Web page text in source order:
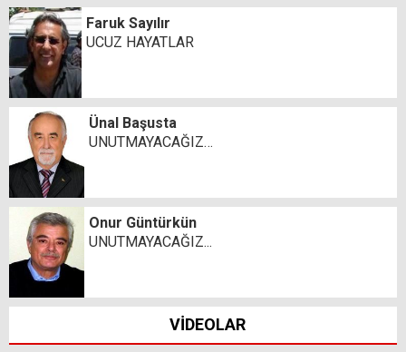
Faruk Sayılır
UCUZ HAYATLAR
Ünal Başusta
UNUTMAYACAĞIZ…
Onur Güntürkün
UNUTMAYACAĞIZ...
VİDEOLAR